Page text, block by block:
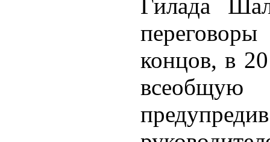
Гилада
концов, в